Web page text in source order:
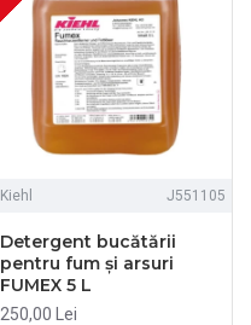
Kiehl J551105
Detergent bucătării
pentru fum și arsuri
FUMEX 5 L
250,00 Lei